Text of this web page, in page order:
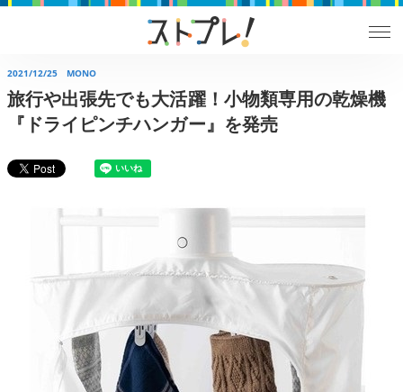
2021/12/25 MONO
旅行や出張先でも大活躍！小物類専用の乾燥機
『ドライピンチハンガー』を発売